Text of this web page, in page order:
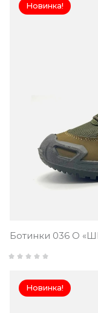
Новинка!
Ботинки 036 О
Новинка!